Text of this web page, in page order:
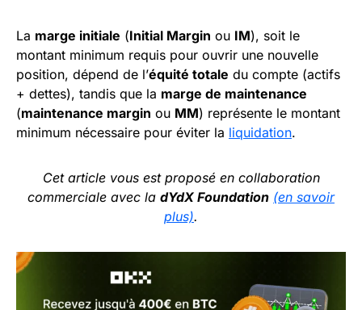
La marge initiale (Initial Margin ou IM), soit le
montant minimum requis pour ouvrir une nouvelle
position, dépend de l’équité totale du compte (actifs
+ dettes), tandis que la marge de maintenance
(maintenance margin ou MM) représente le montant
minimum nécessaire pour éviter la liquidation.
Cet article vous est proposé en collaboration
commerciale avec la dYdX Foundation (en savoir
plus).